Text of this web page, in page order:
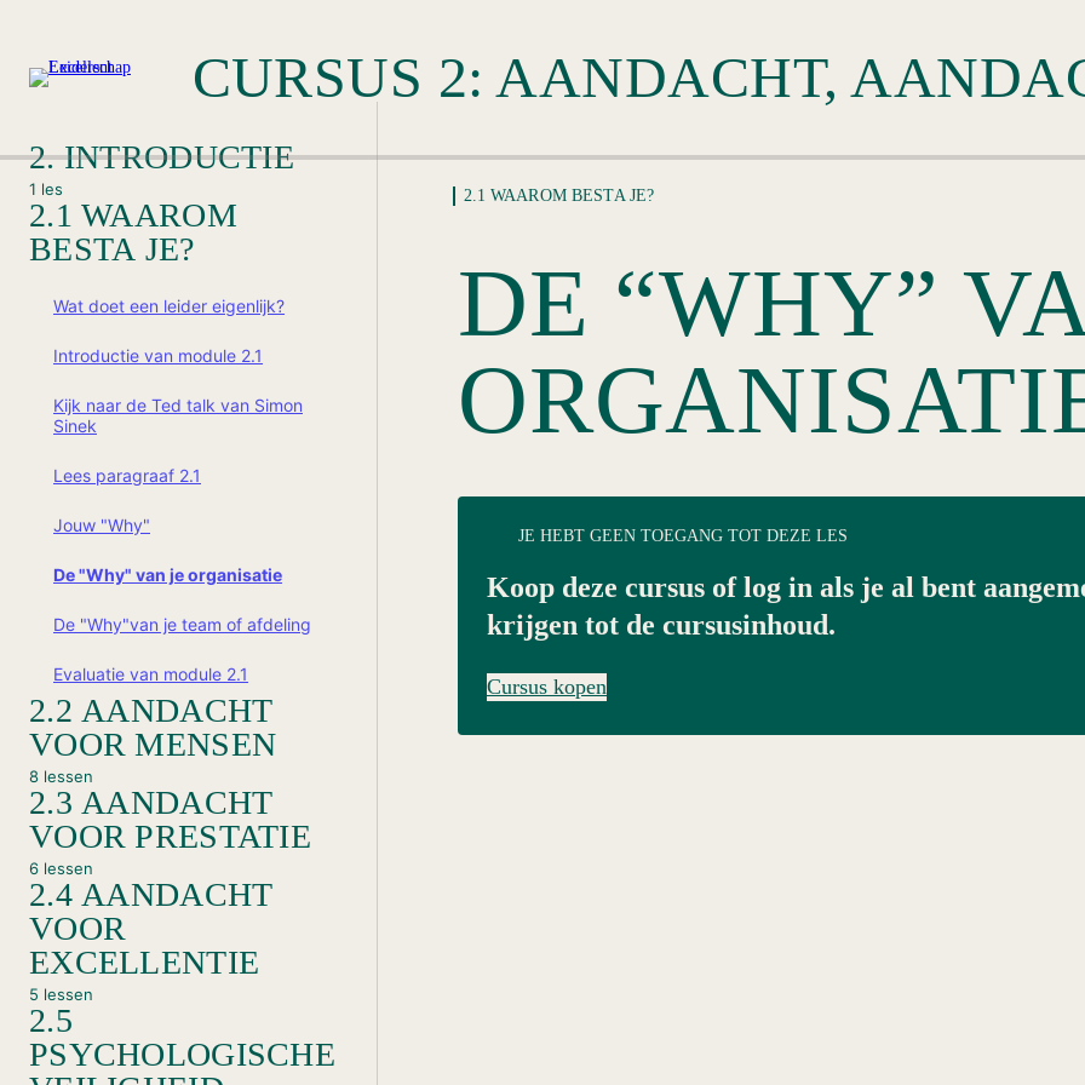
2. INTRODUCTIE
1 les
2.1 WAAROM
BESTA JE?
Wat doet een leider eigenlijk?
Introductie van module 2.1
Kijk naar de Ted talk van Simon
Sinek
Lees paragraaf 2.1
Jouw "Why"
De "Why" van je organisatie
De "Why"van je team of afdeling
Evaluatie van module 2.1
2.2 AANDACHT
VOOR MENSEN
8 lessen
2.3 AANDACHT
VOOR PRESTATIE
6 lessen
2.4 AANDACHT
VOOR
EXCELLENTIE
5 lessen
2.5
PSYCHOLOGISCHE
2.1 WAAROM BESTA JE?
DE “WHY”
JE HEBT GEEN TOEGANG TOT DEZE LES
Koop deze cursus of log in als je al bent
krijgen tot de cursusinhoud.
Cursus kopen